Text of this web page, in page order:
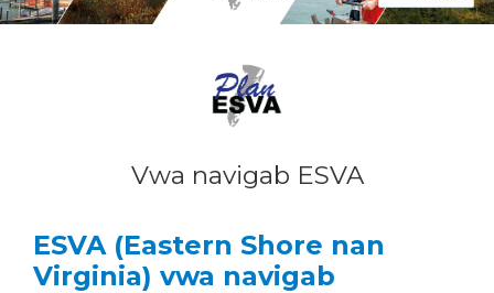
Vwa navigab ESVA
ESVA (Eastern Shore nan
Virginia) vwa navigab